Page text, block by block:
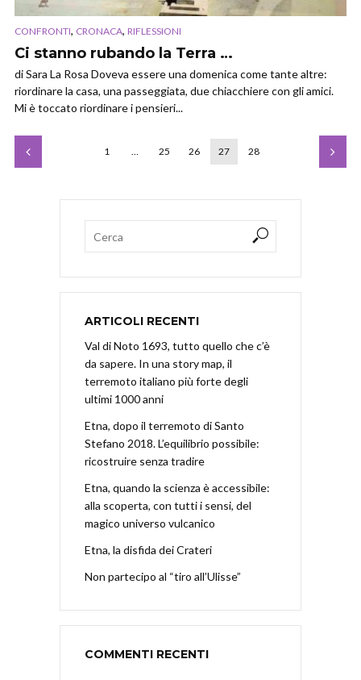
CONFRONTI, CRONACA, RIFLESSIONI
Ci stanno rubando la Terra …
di Sara La Rosa Doveva essere una domenica come tante altre:
riordinare la casa, una passeggiata, due chiacchiere con gli amici.
Mi è toccato riordinare i pensieri...
1 … 25 26 27 28
ARTICOLI RECENTI
Val di Noto 1693, tutto quello che c’è
da sapere. In una story map, il
terremoto italiano più forte degli
ultimi 1000 anni
Etna, dopo il terremoto di Santo
Stefano 2018. L’equilibrio possibile:
ricostruire senza tradire
Etna, quando la scienza è accessibile:
alla scoperta, con tutti i sensi, del
magico universo vulcanico
Etna, la disfida dei Crateri
Non partecipo al “tiro all’Ulisse”
COMMENTI RECENTI